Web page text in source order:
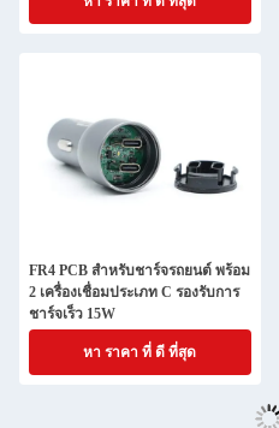
เครื่องปรับเปลี่ยนกระจกกระจก
กระจกไฟฟ้า
FR4 PCB สําหรับชาร์จรถยนต์ พร้อม
2 เครื่องเชื่อมประเภท C รองรับการ
ชาร์จเร็ว 15W
หา ราคา ที่ ดี ที่สุด